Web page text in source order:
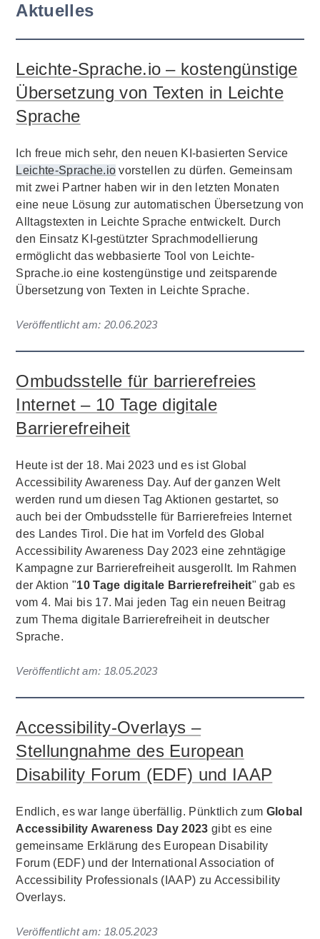
Aktuelles
Leichte-Sprache.io – kostengünstige
Übersetzung von Texten in Leichte
Sprache
Ich freue mich sehr, den neuen KI-basierten Service
Leichte-Sprache.io vorstellen zu dürfen. Gemeinsam
mit zwei Partner haben wir in den letzten Monaten
eine neue Lösung zur automatischen Übersetzung von
Alltagstexten in Leichte Sprache entwickelt. Durch
den Einsatz KI-gestützter Sprachmodellierung
ermöglicht das webbasierte Tool von Leichte-
Sprache.io eine kostengünstige und zeitsparende
Übersetzung von Texten in Leichte Sprache.
Veröffentlicht am: 20.06.2023
Ombudsstelle für barrierefreies
Internet – 10 Tage digitale
Barrierefreiheit
Heute ist der 18. Mai 2023 und es ist Global
Accessibility Awareness Day. Auf der ganzen Welt
werden rund um diesen Tag Aktionen gestartet, so
auch bei der Ombudsstelle für Barrierefreies Internet
des Landes Tirol. Die hat im Vorfeld des Global
Accessibility Awareness Day 2023 eine zehntägige
Kampagne zur Barrierefreiheit ausgerollt. Im Rahmen
der Aktion "10 Tage digitale Barrierefreiheit" gab es
vom 4. Mai bis 17. Mai jeden Tag ein neuen Beitrag
zum Thema digitale Barrierefreiheit in deutscher
Sprache.
Veröffentlicht am: 18.05.2023
Accessibility-Overlays –
Stellungnahme des European
Disability Forum (EDF) und IAAP
Endlich, es war lange überfällig. Pünktlich zum Global
Accessibility Awareness Day 2023 gibt es eine
gemeinsame Erklärung des European Disability
Forum (EDF) und der International Association of
Accessibility Professionals (IAAP) zu Accessibility
Overlays.
Veröffentlicht am: 18.05.2023